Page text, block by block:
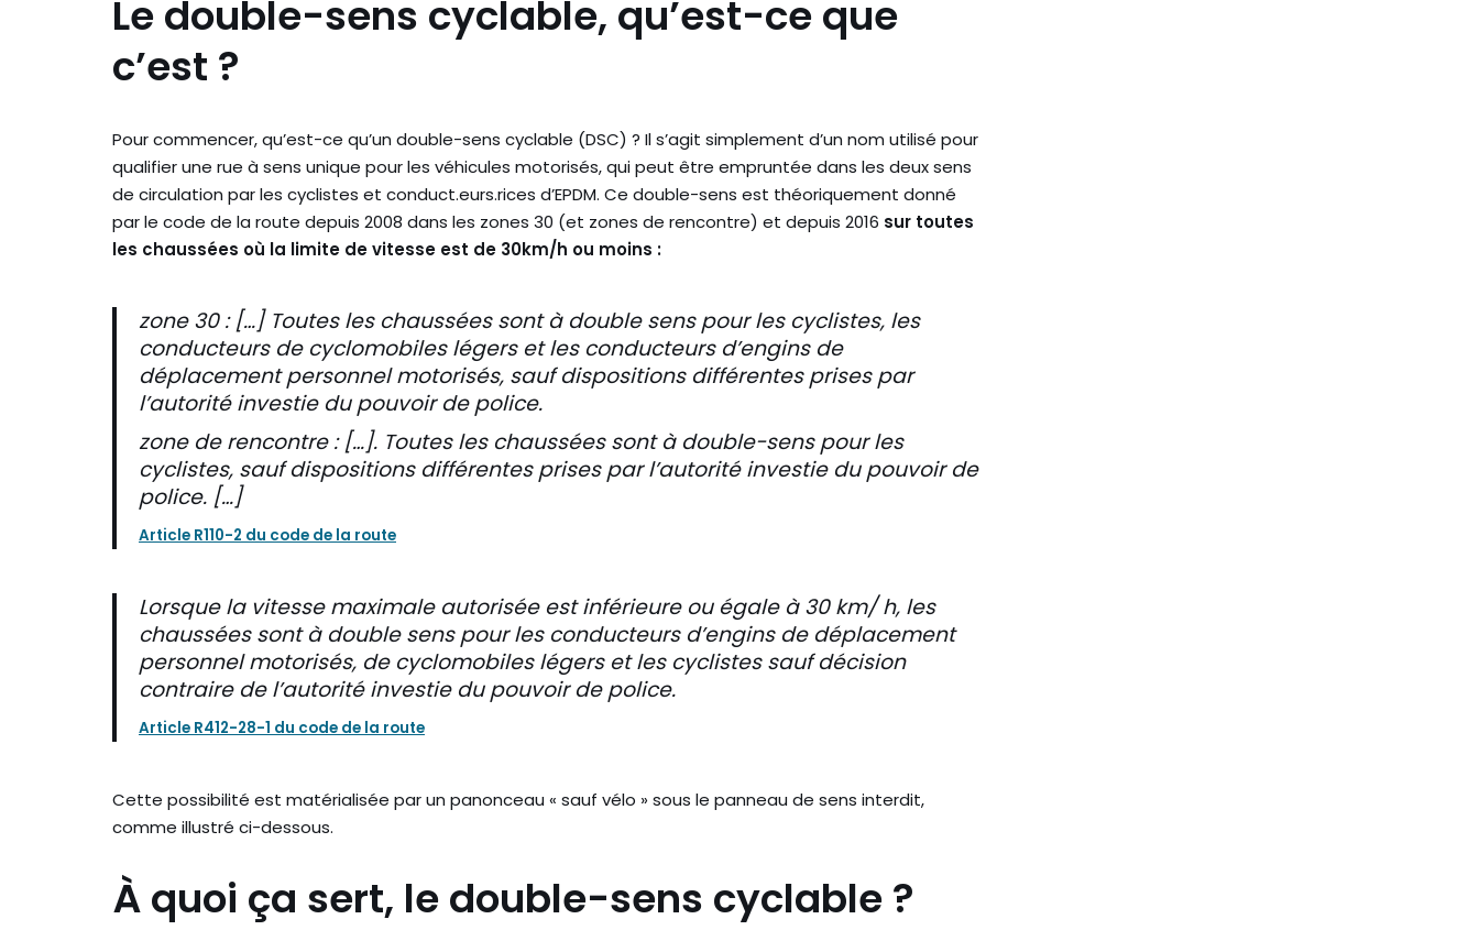
Le double-sens cyclable, qu’est-ce que
c’est ?
Pour commencer, qu’est-ce qu’un double-sens cyclable (DSC) ? Il s’agit simplement d’un nom utilisé pour
qualifier une rue à sens unique pour les véhicules motorisés, qui peut être empruntée dans les deux sens
de circulation par les cyclistes et conduct.eurs.rices d’EPDM. Ce double-sens est théoriquement donné
par le code de la route depuis 2008 dans les zones 30 (et zones de rencontre) et depuis 2016 sur toutes
les chaussées où la limite de vitesse est de 30km/h ou moins :
zone 30 : […] Toutes les chaussées sont à double sens pour les cyclistes, les
conducteurs de cyclomobiles légers et les conducteurs d’engins de
déplacement personnel motorisés, sauf dispositions différentes prises par
l’autorité investie du pouvoir de police.
zone de rencontre : […]. Toutes les chaussées sont à double-sens pour les
cyclistes, sauf dispositions différentes prises par l’autorité investie du pouvoir de
police. […]
Article R110-2 du code de la route
Lorsque la vitesse maximale autorisée est inférieure ou égale à 30 km/ h, les
chaussées sont à double sens pour les conducteurs d’engins de déplacement
personnel motorisés, de cyclomobiles légers et les cyclistes sauf décision
contraire de l’autorité investie du pouvoir de police.
Article R412-28-1 du code de la route
Cette possibilité est matérialisée par un panonceau « sauf vélo » sous le panneau de sens interdit,
comme illustré ci-dessous.
À quoi ça sert, le double-sens cyclable ?